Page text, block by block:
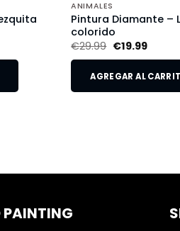
ANIMALES
Pintura Diamante –
colorido
€29.99 €19.99
AGREGAR AL